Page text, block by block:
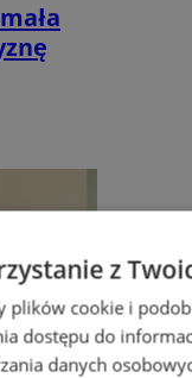
z
plików cookie i
dostępu do
danych